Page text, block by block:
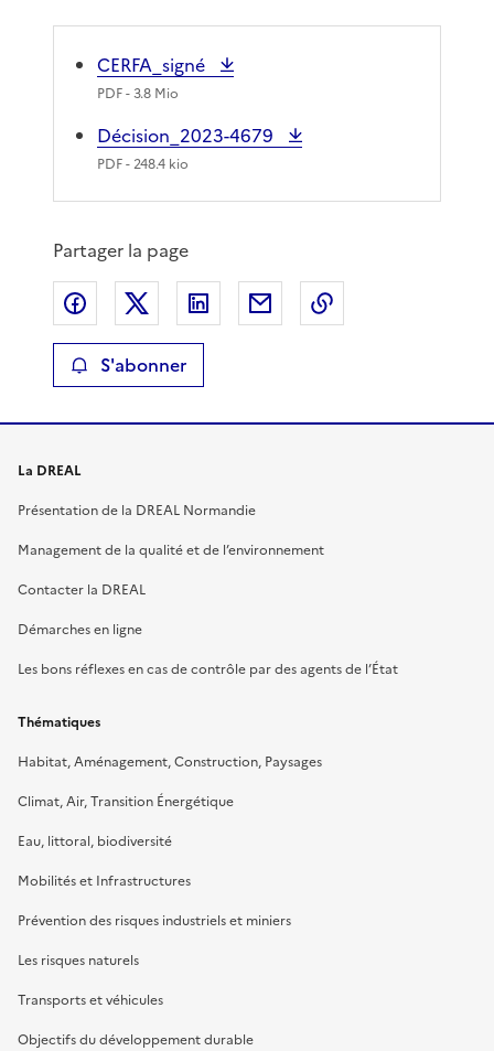
CERFA_signé
PDF- 3.8 Mio
Décision_2023-4679
PDF- 248.4 kio
Partager la page
Partager sur Facebook
Partager sur XPartager sur LinkedIn
Partager par email
S'abonner
La DREAL
Présentation de la DREAL Normandie
Management de la qualité et de l’environnement
Contacter la DREAL
Démarches en ligne
Les bons réflexes en cas de contrôle par des agents de l’État
Thématiques
Habitat, Aménagement, Construction, Paysages
Climat, Air, Transition Énergétique
Eau, littoral, biodiversité
Mobilités et Infrastructures
Prévention des risques industriels et miniers
Les risques naturels
Transports et véhicules
Objectifs du développement durable